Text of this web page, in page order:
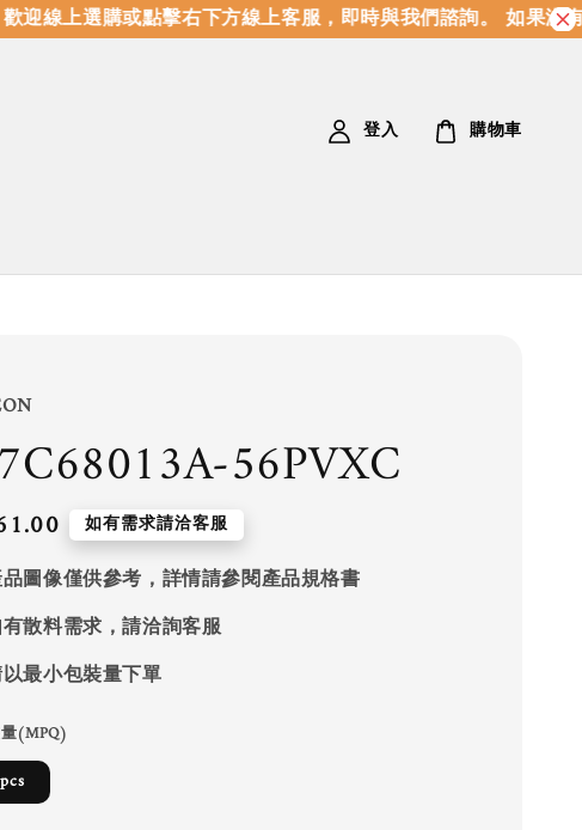
線上選購或點擊右下方線上客服，即時與我們諮詢。 如果沒有
登入 購物車
56PVXC
如有需求請洽客服
圖像僅供參考，詳情請參閱產品規格書
散料需求，請洽詢客服
最小包裝量下單
(MPQ)